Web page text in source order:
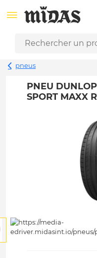
pneus
PNEU
SPORT MAXX